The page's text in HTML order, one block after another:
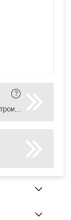
цене в